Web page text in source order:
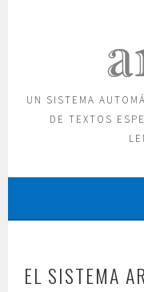
UN SISTEMA
DE TEXTOS
EL SISTEMA